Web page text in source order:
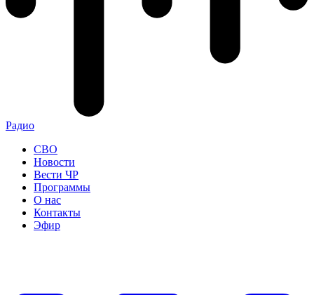
Радио
СВО
Новости
Вести ЧР
Программы
О нас
Контакты
Эфир